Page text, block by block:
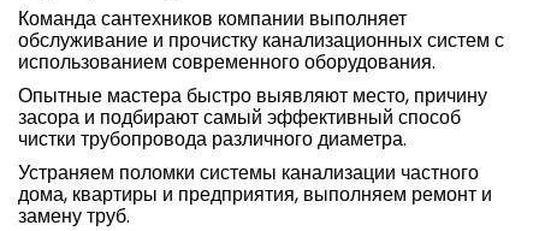
Команда сантехников компании выполняет
обслуживание и прочистку канализационных систем с
использованием современного оборудования.
Опытные мастера быстро выявляют место, причину
засора и подбирают самый эффективный способ
чистки трубопровода различного диаметра.
Устраняем поломки системы канализации частного
дома, квартиры и предприятия, выполняем ремонт и
замену труб.